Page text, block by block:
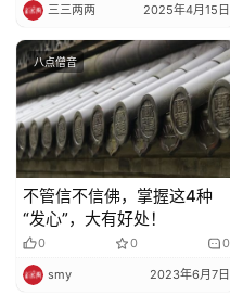
三三两两 2025年4月15日
八点僧音
不管信不信佛，掌握这4种
“发心”，大有好处！
0 0 0
smy 2023年6月7日